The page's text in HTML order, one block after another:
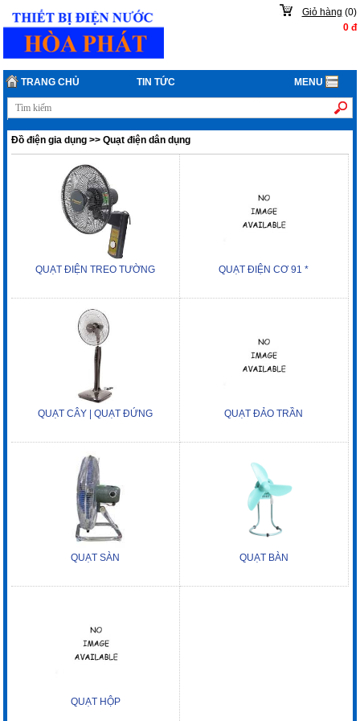
Giỏ hàng (0)
0đ
TRANG CHỦ TIN TỨC MENU
Đồ điện gia dụng >>Quạt điện dân dụng
QUẠT ĐIỆN TREO TƯỜNG QUẠT ĐIỆN CƠ 91 *
QUẠT CÂY | QUẠT ĐỨNG QUẠT ĐẢO TRẦN
QUẠT SÀN QUẠT BÀN
QUẠT HỘP